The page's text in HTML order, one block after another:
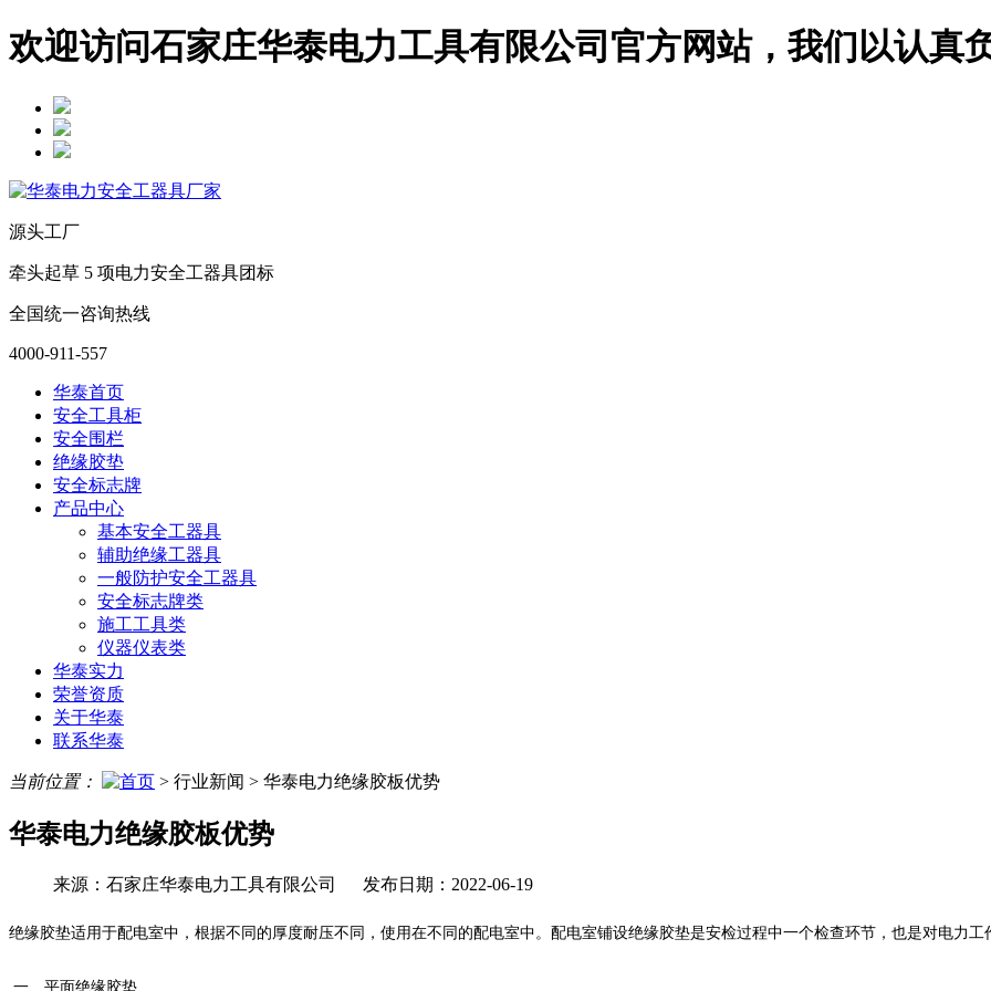
欢迎访问石家庄华泰电力工具有限公司官方网站，我们以认真
源头工厂
牵头起草 5 项电力安全工器具团标
全国统一咨询热线
4000-911-557
华泰首页
安全工具柜
安全围栏
绝缘胶垫
安全标志牌
产品中心
基本安全工器具
辅助绝缘工器具
一般防护安全工器具
安全标志牌类
施工工具类
仪器仪表类
华泰实力
荣誉资质
关于华泰
联系华泰
当前位置： > 行业新闻 > 华泰电力绝缘胶板优势
华泰电力绝缘胶板优势
来源：石家庄华泰电力工具有限公司 发布日期：2022-06-19
绝缘胶垫适用于配电室中，根据不同的厚度耐压不同，使用在不同的配电室中。配电室铺设绝缘胶垫是安检过程中一个检查环节，也是对电力工
一、平面绝缘胶垫